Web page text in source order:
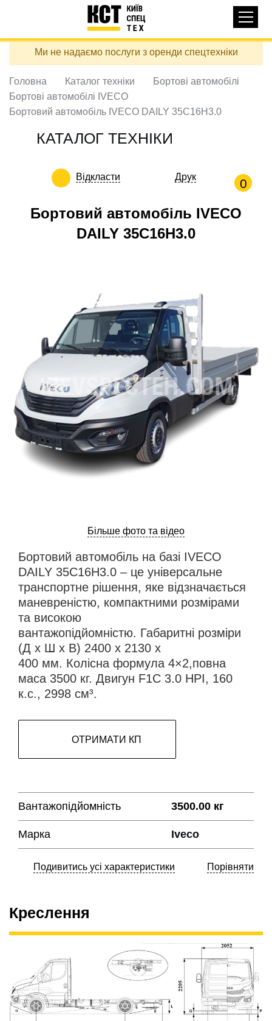
Перейти
вмісту
навигация
КАТАЛОГ ТЕХНІКИ
ДОСТАВКА ТА ОПЛАТА
ПРО НАС
ВІДГУКИ
ПОДЗВОНИТИ
Контактні телефони:
Ми не надаємо послуги з оренди спецтехніки
Головна Каталог техніки
Бортові автомобілі
Бортові автомобілі IVECO
Бортовий автомобіль IVECO DAILY 35C16H3.0
КАТАЛОГ ТЕХНІКИ
Відкласти Друк 0
Бортовий автомобіль IVECO
DAILY 35C16H3.0
Більше фото та відео
Бортовий автомобіль на базі IVECO
DAILY 35C16H3.0 – це універсальне
транспортне рішення, яке відзначається
маневреністю, компактними розмірами
та високою
вантажопідйомністю. Габаритні розміри
(Д х Ш х В) 2400 х 2130 х
400 мм. Колісна формула 4×2,повна
маса 3500 кг. Двигун F1C 3.0 HPI, 160
к.с., 2998 см³.
ОТРИМАТИ КП
Вантажопідйомність 3500.00 кг
Марка Iveco
Подивитись усі характеристики Порівняти
Креслення